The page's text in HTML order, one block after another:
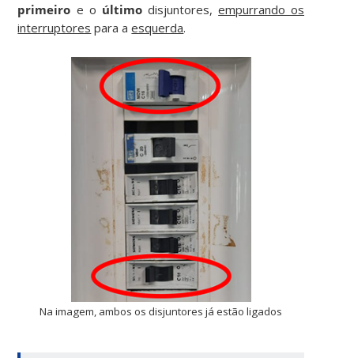
primeiro e o últimodisjuntores,empurrando os
interruptores para aesquerda.
Na imagem, ambos os disjuntores já estão ligados